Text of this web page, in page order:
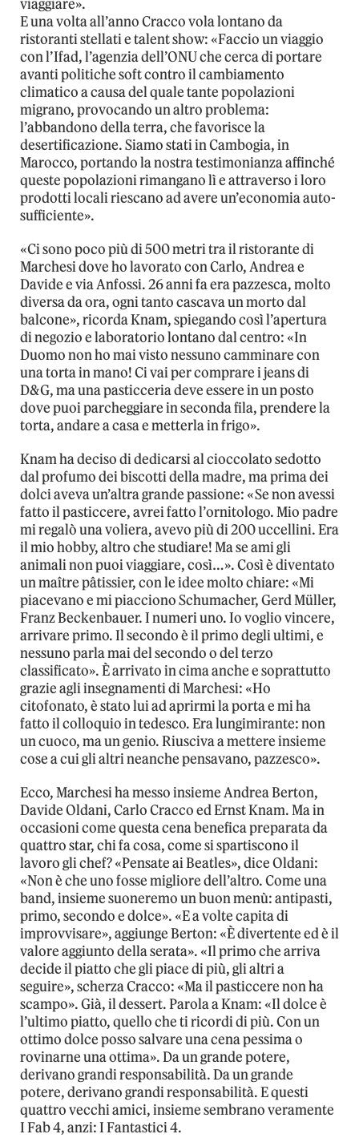
viaggiare».
E una volta all’anno Cracco vola lontano da
ristoranti stellati e talent show: «Faccio un viaggio
con l’Ifad, l’agenzia dell’ONU che cerca di portare
avanti politiche soft contro il cambiamento
climatico a causa del quale tante popolazioni
migrano, provocando un altro problema:
l’abbandono della terra, che favorisce la
desertificazione. Siamo stati in Cambogia, in
Marocco, portando la nostra testimonianza affinché
queste popolazioni rimangano lì e attraverso i loro
prodotti locali riescano ad avere un’economia auto-
sufficiente».
«Ci sono poco più di 500 metri tra il ristorante di
Marchesi dove ho lavorato con Carlo, Andrea e
Davide e via Anfossi. 26 anni fa era pazzesca, molto
diversa da ora, ogni tanto cascava un morto dal
balcone», ricorda Knam, spiegando così l’apertura
di negozio e laboratorio lontano dal centro: «In
Duomo non ho mai visto nessuno camminare con
una torta in mano! Ci vai per comprare i jeans di
D&G, ma una pasticceria deve essere in un posto
dove puoi parcheggiare in seconda fila, prendere la
torta, andare a casa e metterla in frigo».
Knam ha deciso di dedicarsi al cioccolato sedotto
dal profumo dei biscotti della madre, ma prima dei
dolci aveva un’altra grande passione: «Se non avessi
fatto il pasticcere, avrei fatto l’ornitologo. Mio padre
mi regalò una voliera, avevo più di 200 uccellini. Era
il mio hobby, altro che studiare! Ma se ami gli
animali non puoi viaggiare, così…». Così è diventato
un maître pâtissier, con le idee molto chiare: «Mi
piacevano e mi piacciono Schumacher, Gerd Müller,
Franz Beckenbauer. I numeri uno. Io voglio vincere,
arrivare primo. Il secondo è il primo degli ultimi, e
nessuno parla mai del secondo o del terzo
classificato». È arrivato in cima anche e soprattutto
grazie agli insegnamenti di Marchesi: «Ho
citofonato, è stato lui ad aprirmi la porta e mi ha
fatto il colloquio in tedesco. Era lungimirante: non
un cuoco, ma un genio. Riusciva a mettere insieme
cose a cui gli altri neanche pensavano, pazzesco».
Ecco, Marchesi ha messo insieme Andrea Berton,
Davide Oldani, Carlo Cracco ed Ernst Knam. Ma in
occasioni come questa cena benefica preparata da
quattro star, chi fa cosa, come si spartiscono il
lavoro gli chef? «Pensate ai Beatles», dice Oldani:
«Non è che uno fosse migliore dell’altro. Come una
band, insieme suoneremo un buon menù: antipasti,
primo, secondo e dolce». «E a volte capita di
improvvisare», aggiunge Berton: «È divertente ed è il
valore aggiunto della serata». «Il primo che arriva
decide il piatto che gli piace di più, gli altri a
seguire», scherza Cracco: «Ma il pasticcere non ha
scampo». Già, il dessert. Parola a Knam: «Il dolce è
l’ultimo piatto, quello che ti ricordi di più. Con un
ottimo dolce posso salvare una cena pessima o
rovinarne una ottima». Da un grande potere,
derivano grandi responsabilità. Da un grande
potere, derivano grandi responsabilità. E questi
quattro vecchi amici, insieme sembrano veramente
I Fab 4, anzi: I Fantastici 4.